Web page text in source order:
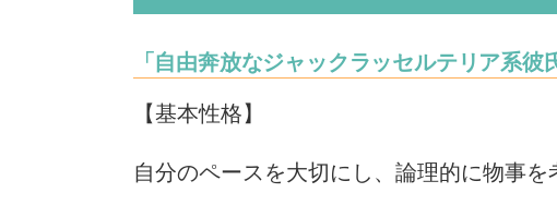
「自由奔放なジャックラッセルテリア系彼
【基本性格】
自分のペースを大切にし、論理的に物事を